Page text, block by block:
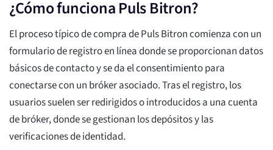
¿Cómo funciona Puls Bitron?
El proceso típico de compra de Puls Bitron comienza con un
formulario de registro en línea donde se proporcionan datos
básicos de contacto y se da el consentimiento para
conectarse con un bróker asociado. Tras el registro, los
usuarios suelen ser redirigidos o introducidos a una cuenta
de bróker, donde se gestionan los depósitos y las
verificaciones de identidad.